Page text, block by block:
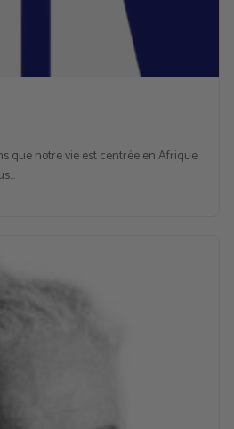
que notre vie est centrée en Afrique